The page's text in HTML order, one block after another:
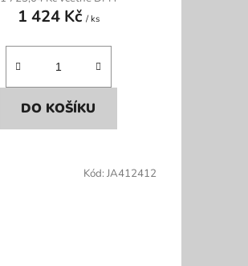
1 424 Kč / ks
DO KOŠÍKU
Kód: JA412412